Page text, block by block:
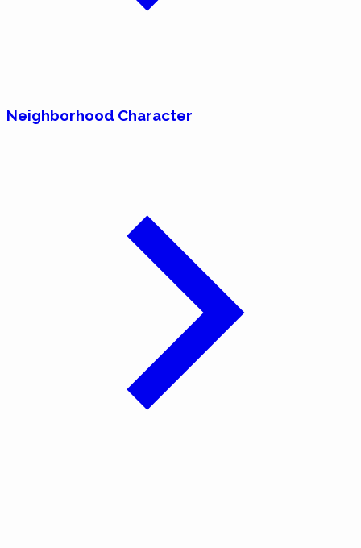
Neighborhood Character